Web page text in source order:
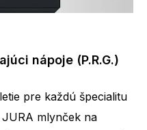
nápoje (P.R.G.)
pre každú špecialitu
mlynček na